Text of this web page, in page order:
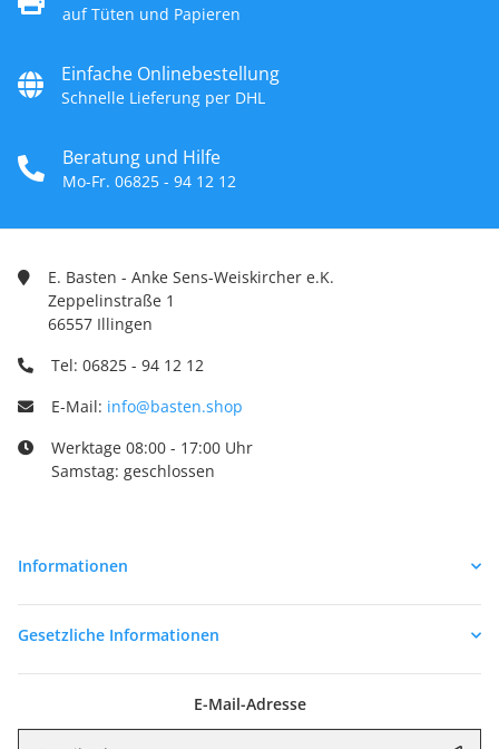
auf Tüten und Papieren
Einfache Onlinebestellung
Schnelle Lieferung per DHL
Beratung und Hilfe
Mo-Fr. 06825 - 94 12 12
E. Basten - Anke Sens-Weiskircher e.K.
Zeppelinstraße 1
66557 Illingen
Tel: 06825 - 94 12 12
E-Mail: info@basten.shop
Werktage 08:00 - 17:00 Uhr
Samstag: geschlossen
Informationen
Gesetzliche Informationen
E-Mail-Adresse